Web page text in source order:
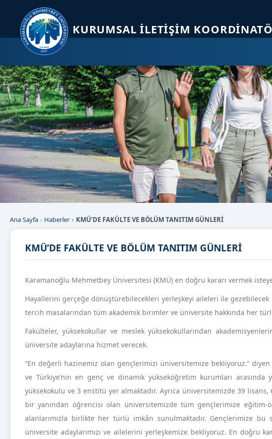
KURUMSAL İLETIŞIM
Ana Sayfa Haberler KMÜ’DE FAKÜLTE VE BÖLÜM TANITIM GÜNLERİ
KMÜ’DE FAKÜLTE VE BÖLÜM TANITIM GÜNLERİ
Karamanoğlu Mehmetbey Üniversitesi (KMÜ) en doğru kararı vermek
Hayallerini gerçeğe dönüştürebilecekleri yerleşkeyi aileleri ile
tercih masalarından tüm akademik birimler ve üniversite hakkında her
Fakülteler, yüksekokullar ve meslek yüksekokullarından
üniversite adaylarına hizmet verecek.
“En değerli hazinemiz olan gençlerimizi üniversitemize bekliyoruz.” diyen
ve Türkiye’nin en genç ve dinamik yükseköğretim kurumları
yüksekokulu ve 3 enstitü yer almaktadır. Ayrıca üniversitemizde 39
bir yanından öğrencisi olan üniversitemizde tüm gençlerimize
alanlarımızla birlikte her türlü imkân sunulmaktadır. Gençlerimize
üniversite adaylarımızı ve ailelerini yerleşkemize bekliyoruz. En doğru